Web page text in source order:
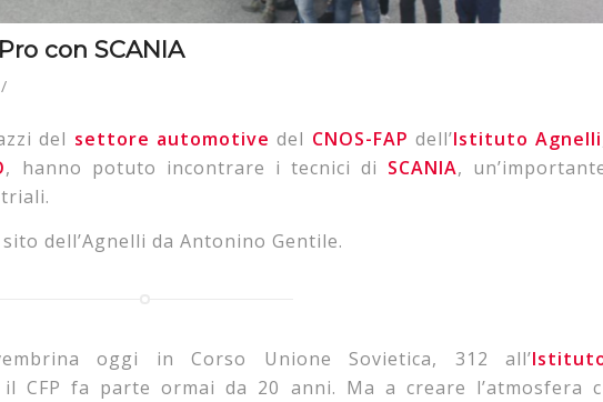
con SCANIA
/
del settore automotive del CNOS-FAP dell’Istituto Agnelli
, hanno potuto incontrare i tecnici di SCANIA,
dell’Agnelli da Antonino Gentile.
oggi in Corso Unione Sovietica, 312 all’
CFP fa parte ormai da 20 anni. Ma a creare l’atmosfera